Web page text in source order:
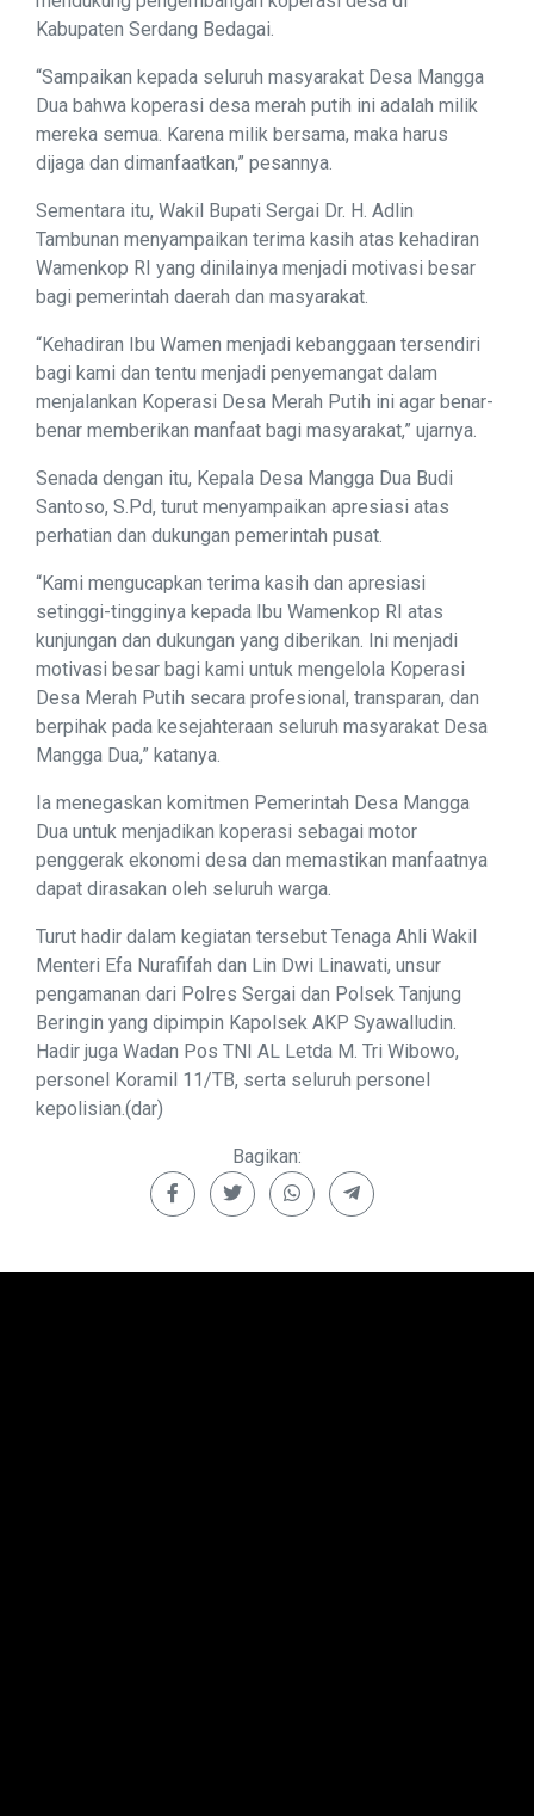
Kabupaten Serdang Bedagai.
“Sampaikan kepada seluruh masyarakat Desa Mangga
Dua bahwa koperasi desa merah putih ini adalah milik
mereka semua. Karena milik bersama, maka harus
dijaga dan dimanfaatkan,” pesannya.
Sementara itu, Wakil Bupati Sergai Dr. H. Adlin
Tambunan menyampaikan terima kasih atas kehadiran
Wamenkop RI yang dinilainya menjadi motivasi besar
bagi pemerintah daerah dan masyarakat.
“Kehadiran Ibu Wamen menjadi kebanggaan tersendiri
bagi kami dan tentu menjadi penyemangat dalam
menjalankan Koperasi Desa Merah Putih ini agar benar-
benar memberikan manfaat bagi masyarakat,” ujarnya.
Senada dengan itu, Kepala Desa Mangga Dua Budi
Santoso, S.Pd, turut menyampaikan apresiasi atas
perhatian dan dukungan pemerintah pusat.
“Kami mengucapkan terima kasih dan apresiasi
setinggi-tingginya kepada Ibu Wamenkop RI atas
kunjungan dan dukungan yang diberikan. Ini menjadi
motivasi besar bagi kami untuk mengelola Koperasi
Desa Merah Putih secara profesional, transparan, dan
berpihak pada kesejahteraan seluruh masyarakat Desa
Mangga Dua,” katanya.
Ia menegaskan komitmen Pemerintah Desa Mangga
Dua untuk menjadikan koperasi sebagai motor
penggerak ekonomi desa dan memastikan manfaatnya
dapat dirasakan oleh seluruh warga.
Turut hadir dalam kegiatan tersebut Tenaga Ahli Wakil
Menteri Efa Nurafifah dan Lin Dwi Linawati, unsur
pengamanan dari Polres Sergai dan Polsek Tanjung
Beringin yang dipimpin Kapolsek AKP Syawalludin.
Hadir juga Wadan Pos TNI AL Letda M. Tri Wibowo,
personel Koramil 11/TB, serta seluruh personel
kepolisian.(dar)
Bagikan: